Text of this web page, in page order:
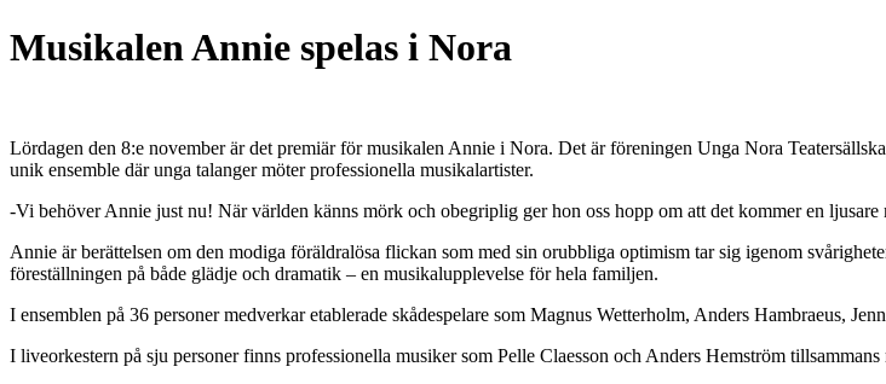
Musikalen Annie spelas i Nora
Lördagen den 8:e november är det premiär för musikalen Annie i Nora. Det är föreningen Unga Nora
unik ensemble där unga talanger möter professionella musikalartister.
-Vi behöver Annie just nu! När världen känns mörk och obegriplig ger hon oss hopp om att det kommer en ljusare
Annie är berättelsen om den modiga föräldralösa flickan som med sin orubbliga optimism tar sig igenom
föreställningen på både glädje och dramatik – en musikalupplevelse för hela familjen.
I ensemblen på 36 personer medverkar etablerade skådespelare som Magnus Wetterholm, Anders Hambraeus,
I liveorkestern på sju personer finns professionella musiker som Pelle Claesson och Anders Hemström